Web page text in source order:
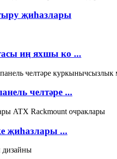
җиһазлары
иң яхшы ко ...
челтәре ...
җиһазлары ...